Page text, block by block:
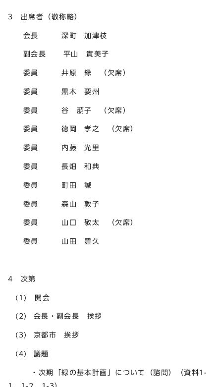
3 出席者（敬称略）
会長 深町 加津枝
副会長 平山 貴美子
委員 井原 縁 （欠席）
委員 黒木 要州
委員 谷 萠子 （欠席）
委員 德岡 孝之 （欠席）
委員 内藤 光里
委員 長畑 和典
委員 町田 誠
委員 森山 敦子
委員 山口 敬太 （欠席）
委員 山田 豊久
4 次第
(1) 開会
(2) 会長・副会長 挨拶
(3) 京都市 挨拶
(4) 議題
・次期「緑の基本計画」について（諮問）（資料1-